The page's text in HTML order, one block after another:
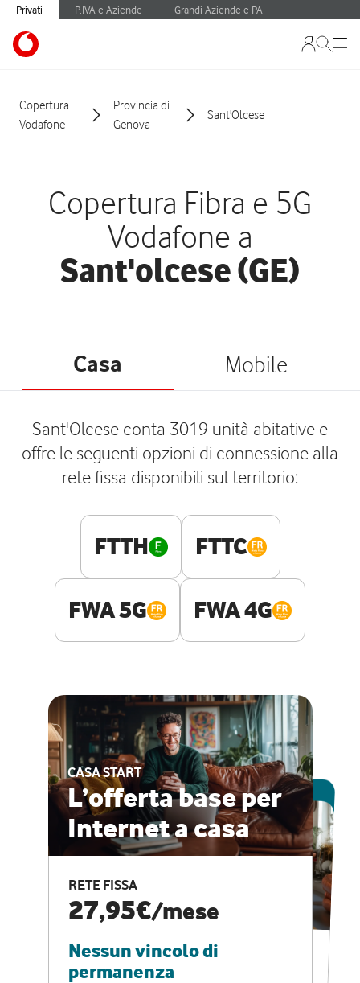
Privati P.IVA e Aziende Grandi Aziende e PA
Copertura
Vodafone
Provincia di
Genova
Sant'Olcese
Copertura Fibra e 5G
Vodafone a
Sant'olcese (GE)
Casa Mobile
Sant'Olcese conta 3019 unità abitative e
offre le seguenti opzioni di connessione alla
rete fissa disponibili sul territorio:
FTTH FTTC
FWA 5G FWA 4G
CASA START
L’offerta base per
Internet a casa
RETE FISSA
27,95€/mese
Nessun vincolo di
permanenza
ESCLUSIVA ONLINE
CASA PRO
Internet veloce e
vantaggi speciali
RETE FISSA + VODAFONE CLUB
29,95€